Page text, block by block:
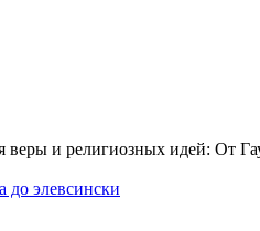
веры и религиозных идей: От
до элевсински